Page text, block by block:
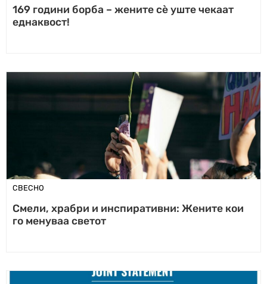
169 години борба – жените сè уште чекаат
еднаквост!
СВЕСНО
Смели, храбри и инспиративни: Жените кои
го менуваа светот